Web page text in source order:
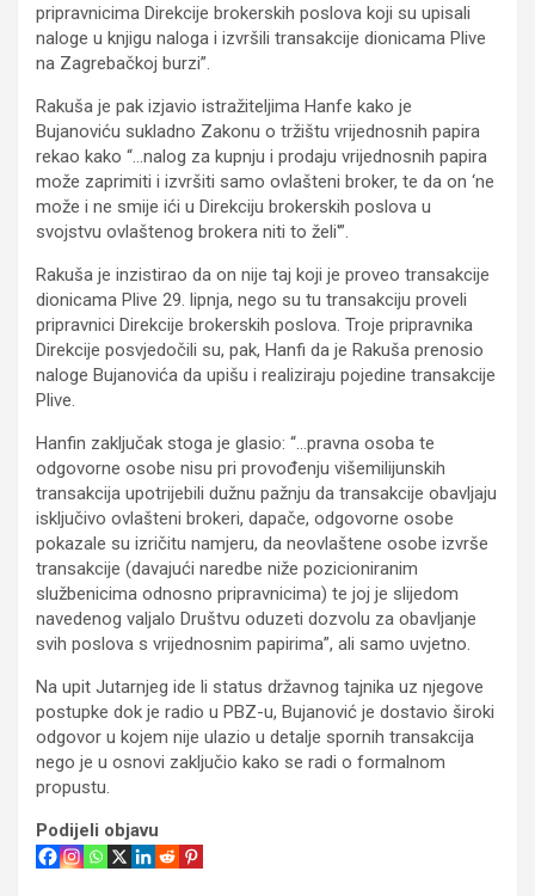
pripravnicima Direkcije brokerskih poslova koji su upisali
naloge u knjigu naloga i izvršili transakcije dionicama Plive
na Zagrebačkoj burzi”.
Rakuša je pak izjavio istražiteljima Hanfe kako je
Bujanoviću sukladno Zakonu o tržištu vrijednosnih papira
rekao kako “…nalog za kupnju i prodaju vrijednosnih papira
može zaprimiti i izvršiti samo ovlašteni broker, te da on ‘ne
može i ne smije ići u Direkciju brokerskih poslova u
svojstvu ovlaštenog brokera niti to želi'”.
Rakuša je inzistirao da on nije taj koji je proveo transakcije
dionicama Plive 29. lipnja, nego su tu transakciju proveli
pripravnici Direkcije brokerskih poslova. Troje pripravnika
Direkcije posvjedočili su, pak, Hanfi da je Rakuša prenosio
naloge Bujanovića da upišu i realiziraju pojedine transakcije
Plive.
Hanfin zaključak stoga je glasio: “…pravna osoba te
odgovorne osobe nisu pri provođenju višemilijunskih
transakcija upotrijebili dužnu pažnju da transakcije obavljaju
isključivo ovlašteni brokeri, dapače, odgovorne osobe
pokazale su izričitu namjeru, da neovlaštene osobe izvrše
transakcije (davajući naredbe niže pozicioniranim
službenicima odnosno pripravnicima) te joj je slijedom
navedenog valjalo Društvu oduzeti dozvolu za obavljanje
svih poslova s vrijednosnim papirima”, ali samo uvjetno.
Na upit Jutarnjeg ide li status državnog tajnika uz njegove
postupke dok je radio u PBZ-u, Bujanović je dostavio široki
odgovor u kojem nije ulazio u detalje spornih transakcija
nego je u osnovi zaključio kako se radi o formalnom
propustu.
Podijeli objavu